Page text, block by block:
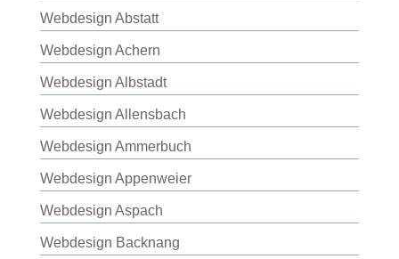
Webdesign Abstatt
Webdesign Achern
Webdesign Albstadt
Webdesign Allensbach
Webdesign Ammerbuch
Webdesign Appenweier
Webdesign Aspach
Webdesign Backnang